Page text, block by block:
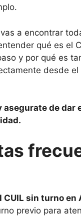
a encontrar
qué es el
y por qué es
desde
asegurate de dar
CUIL sin turno en
previo para